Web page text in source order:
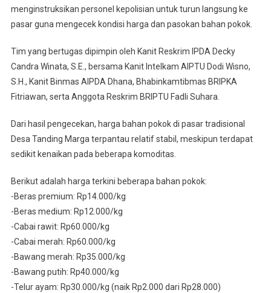
Harga
Bahan
Di
Pasar
Desa
menginstruksikan personel kepolisian untuk turun langsung ke
pasar guna mengecek kondisi harga dan pasokan bahan pokok.
Tim yang bertugas dipimpin oleh Kanit Reskrim IPDA Decky
Candra Winata, S.E., bersama Kanit Intelkam AIPTU Dodi Wisno,
S.H., Kanit Binmas AIPDA Dhana, Bhabinkamtibmas BRIPKA
Fitriawan, serta Anggota Reskrim BRIPTU Fadli Suhara.
Dari hasil pengecekan, harga bahan pokok di pasar tradisional
Desa Tanding Marga terpantau relatif stabil, meskipun terdapat
sedikit kenaikan pada beberapa komoditas.
Berikut adalah harga terkini beberapa bahan pokok:
-Beras premium: Rp14.000/kg
-Beras medium: Rp12.000/kg
-Cabai rawit: Rp60.000/kg
-Cabai merah: Rp60.000/kg
-Bawang merah: Rp35.000/kg
-Bawang putih: Rp40.000/kg
-Telur ayam: Rp30.000/kg (naik Rp2.000 dari Rp28.000)